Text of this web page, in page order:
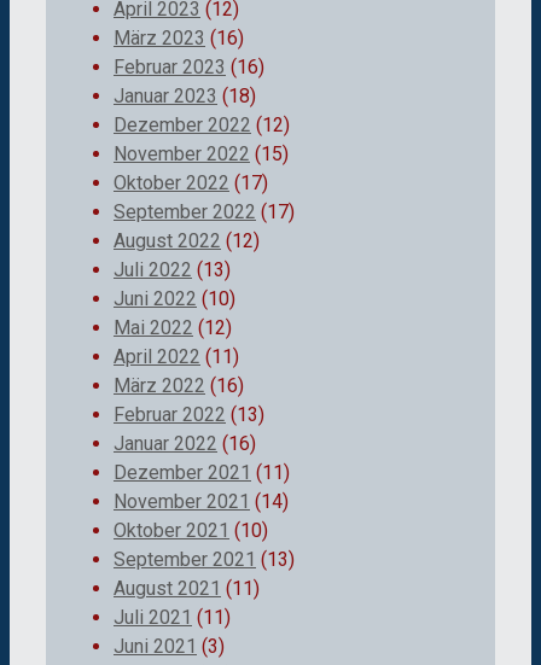
April 2023 (12)
März 2023 (16)
Februar 2023 (16)
Januar 2023 (18)
Dezember 2022 (12)
November 2022 (15)
Oktober 2022 (17)
September 2022 (17)
August 2022 (12)
Juli 2022 (13)
Juni 2022 (10)
Mai 2022 (12)
April 2022 (11)
März 2022 (16)
Februar 2022 (13)
Januar 2022 (16)
Dezember 2021 (11)
November 2021 (14)
Oktober 2021 (10)
September 2021 (13)
August 2021 (11)
Juli 2021 (11)
Juni 2021 (3)